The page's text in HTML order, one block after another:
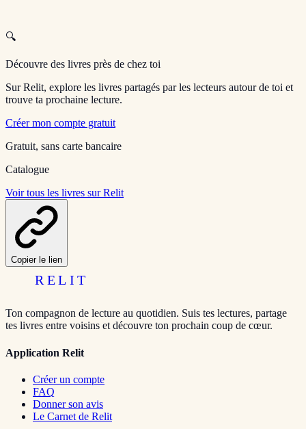
🔍
Découvre des livres près de chez toi
Sur Relit, explore les livres partagés par les lecteurs autour de toi et
trouve ta prochaine lecture.
Créer mon compte gratuit
Gratuit, sans carte bancaire
Catalogue
Voir tous les livres sur Relit
Copier le lien
RELIT
Ton compagnon de lecture au quotidien. Suis tes lectures, partage
tes livres entre voisins et découvre ton prochain coup de cœur.
Application Relit
Créer un compte
FAQ
Donner son avis
Le Carnet de Relit